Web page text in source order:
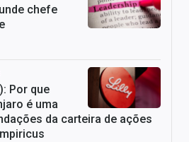
chefe
Por que
é uma
da carteira de ações